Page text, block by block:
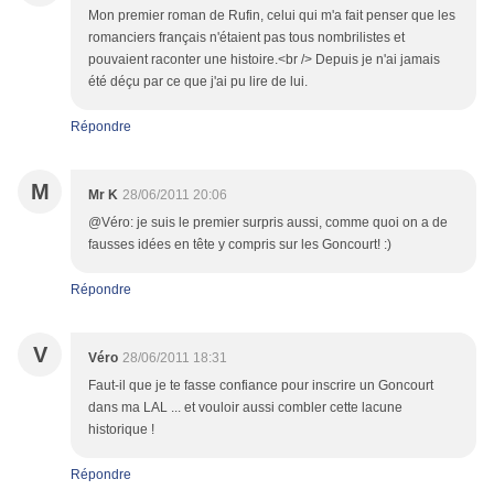
Mon premier roman de Rufin, celui qui m'a fait penser que les
romanciers français n'étaient pas tous nombrilistes et
pouvaient raconter une histoire.<br /> Depuis je n'ai jamais
été déçu par ce que j'ai pu lire de lui.
Répondre
M Mr K 28/06/2011 20:06
@Véro: je suis le premier surpris aussi, comme quoi on a de
fausses idées en tête y compris sur les Goncourt! :)
Répondre
V Véro 28/06/2011 18:31
Faut-il que je te fasse confiance pour inscrire un Goncourt
dans ma LAL ... et vouloir aussi combler cette lacune
historique !
Répondre